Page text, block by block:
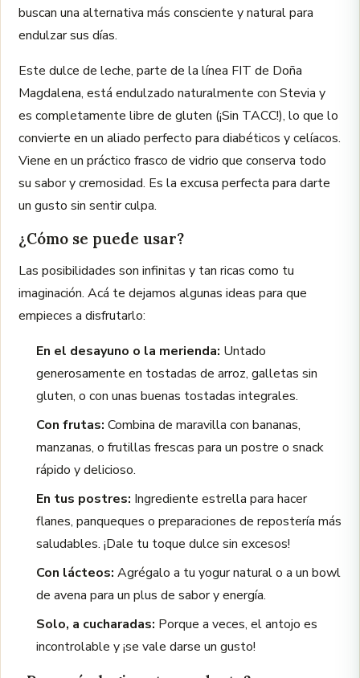
buscan una alternativa más consciente y natural para
endulzar sus días.
Este dulce de leche, parte de la línea FIT de Doña
Magdalena, está endulzado naturalmente con Stevia y
es completamente libre de gluten (¡Sin TACC!), lo que lo
convierte en un aliado perfecto para diabéticos y celíacos.
Viene en un práctico frasco de vidrio que conserva todo
su sabor y cremosidad. Es la excusa perfecta para darte
un gusto sin sentir culpa.
¿Cómo se puede usar?
Las posibilidades son infinitas y tan ricas como tu
imaginación. Acá te dejamos algunas ideas para que
empieces a disfrutarlo:
En el desayuno o la merienda: Untado
generosamente en tostadas de arroz, galletas sin
gluten, o con unas buenas tostadas integrales.
Con frutas: Combina de maravilla con bananas,
manzanas, o frutillas frescas para un postre o snack
rápido y delicioso.
En tus postres: Ingrediente estrella para hacer
flanes, panqueques o preparaciones de repostería más
saludables. ¡Dale tu toque dulce sin excesos!
Con lácteos: Agrégalo a tu yogur natural o a un bowl
de avena para un plus de sabor y energía.
Solo, a cucharadas: Porque a veces, el antojo es
incontrolable y ¡se vale darse un gusto!